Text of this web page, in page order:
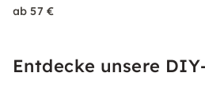
ab 57 €
Entdecke unsere